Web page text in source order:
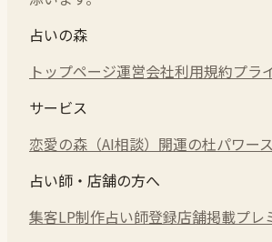
占いの森
トップページ運営会社利用規約プラ
サービス
恋愛の森（AI相談） 開運の杜パワー
占い師・店舗の方へ
集客LP制作占い師登録店舗掲載プレ